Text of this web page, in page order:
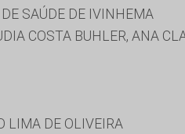
SAÚDE DE IVINHEMA
COSTA BUHLER, ANA
LIMA DE OLIVEIRA